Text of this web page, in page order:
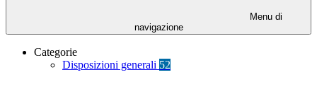
Menu di
navigazione
Categorie
Disposizioni generali 52